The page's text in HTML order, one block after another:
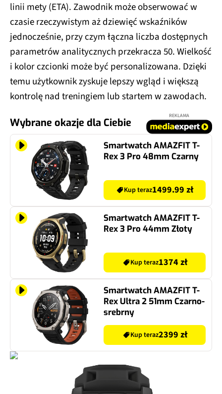
linii mety (ETA). Zawodnik może obserwować w
czasie rzeczywistym aż dziewięć wskaźników
jednocześnie, przy czym łączna liczba dostępnych
parametrów analitycznych przekracza 50. Wielkość
i kolor czcionki może być personalizowana. Dzięki
temu użytkownik zyskuje lepszy wgląd i większą
kontrolę nad treningiem lub startem w zawodach.
Wybrane okazje dla Ciebie
REKLAMA
Smartwatch AMAZFIT T-
Rex 3 Pro 48mm Czarny
Kup teraz1499.99 zł
Smartwatch AMAZFIT T-
Rex 3 Pro 44mm Złoty
Kup teraz1374 zł
Smartwatch AMAZFIT T-
Rex Ultra 2 51mm Czarno-
srebrny
Kup teraz2399 zł